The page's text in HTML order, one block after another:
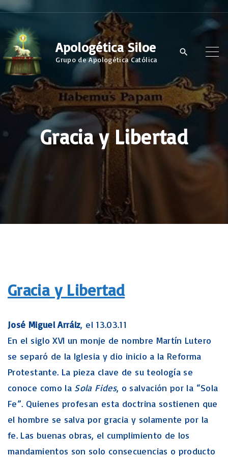
S
p
c
n
Apologética Siloe
Grupo de Apologética Católica
Gracia y Libertad
Gracia y Libertad
José Miguel Arráiz, el 13.03.11
En el siglo XVI un monje de nombre Martín Lutero
se separó de la Iglesia y dio inicio a la Reforma
Protestante. La pieza clave de su teología se
conoce como la Sola Fides, o salvación por la “Sola
Fe”. Quienes profesan esta doctrina sostienen que
el hombre se salva por gracia y solamente por la
fe. Las buenas obras, el cumplimiento de los
mandamientos son solo consecuencias o producto